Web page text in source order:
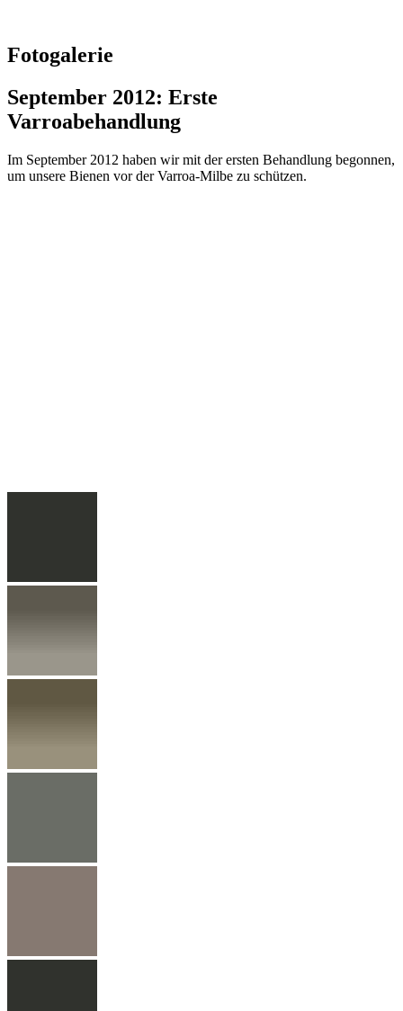
Fotogalerie
September 2012: Erste
Varroabehandlung
Im September 2012 haben wir mit der ersten Behandlung begonnen,
um unsere Bienen vor der Varroa-Milbe zu schützen.